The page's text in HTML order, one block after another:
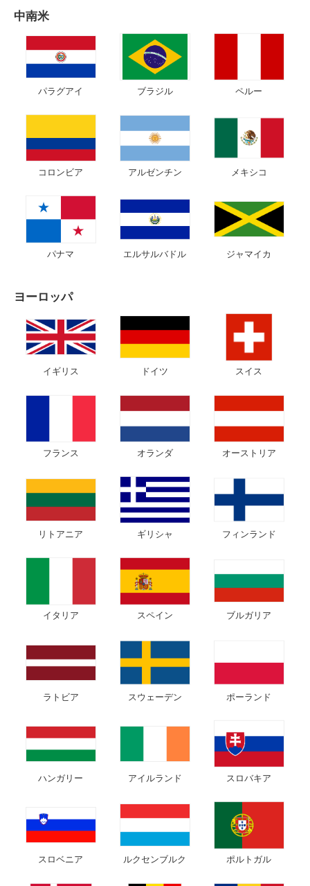
中南米
パラグアイ ブラジル ペルー
コロンビア アルゼンチン メキシコ
パナマ エルサルバドル ジャマイカ
ヨーロッパ
イギリス ドイツ スイス
フランス オランダ オーストリア
リトアニア ギリシャ フィンランド
イタリア スペイン ブルガリア
ラトビア スウェーデン ポーランド
ハンガリー アイルランド スロバキア
スロベニア ルクセンブルク ポルトガル